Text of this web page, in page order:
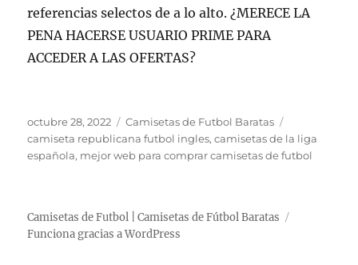
referencias selectos de a lo alto. ¿MERECE LA
PENA HACERSE USUARIO PRIME PARA
ACCEDER A LAS OFERTAS?
Publicado
el
octubre 28, 2022 Categorías
Camisetas de Futbol Baratas
camiseta republicana futbol ingles,camisetas de la liga
española, mejor web para comprar camisetas de futbol
Camisetas de Futbol | Camisetas de Fútbol Baratas
Funciona gracias a WordPress